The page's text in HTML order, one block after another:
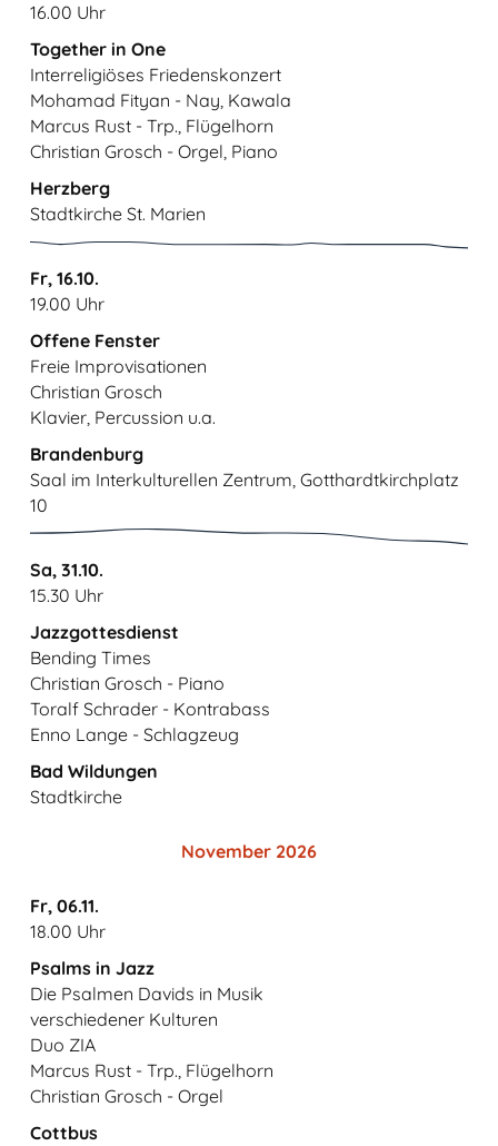
16.00 Uhr
Together in One
Interreligiöses Friedenskonzert
Mohamad Fityan - Nay, Kawala
Marcus Rust - Trp., Flügelhorn
Christian Grosch - Orgel, Piano
Herzberg
Stadtkirche St. Marien
Fr, 16.10.
19.00 Uhr
Offene Fenster
Freie Improvisationen
Christian Grosch
Klavier, Percussion u.a.
Brandenburg
Saal im Interkulturellen Zentrum, Gotthardtkirchplatz
10
Sa, 31.10.
15.30 Uhr
Jazzgottesdienst
Bending Times
Christian Grosch - Piano
Toralf Schrader - Kontrabass
Enno Lange - Schlagzeug
Bad Wildungen
Stadtkirche
November 2026
Fr, 06.11.
18.00 Uhr
Psalms in Jazz
Die Psalmen Davids in Musik
verschiedener Kulturen
Duo ZIA
Marcus Rust - Trp., Flügelhorn
Christian Grosch - Orgel
Cottbus